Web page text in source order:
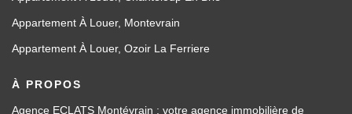
Appartement À Louer, Montevrain
Appartement À Louer, Ozoir La Ferriere
À PROPOS
Agence ECLATS Montévrain : votre agence immobilière de